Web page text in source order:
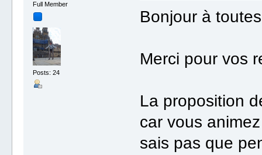
Full Member
Posts: 24
Bonjour à
Merci pour vos
La proposition
car vous
sais pas que